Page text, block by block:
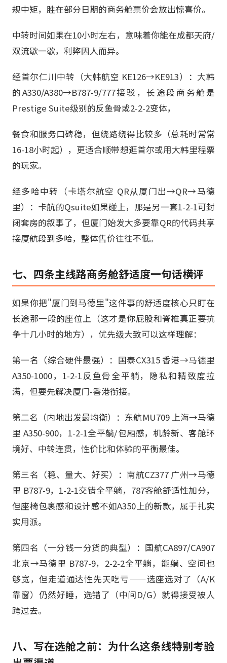
规中矩，胜在部分日期的商务舱票价会放出惊喜价。
中转时间如果在10小时左右，意味着你能在成都天府/
双流歇一歇，利弊因人而异。
经首尔仁川中转（大韩航空 KE126→KE913）：大韩
的A330/A380→B787-9/777接驳，长途段商务舱是
Prestige Suite级别的反鱼骨或2-2-2变体，
餐食和服务口碑稳，但绕路绕得比较多（总耗时常常
16-18小时起），更适合顺带想逛首尔或用大韩里程票
的玩家。
经多哈中转（卡塔尔航空 QR从厦门出→QR→马德
里）：卡航的Qsuite如果碰上，那是另一套1-2-1可封
闭套房的叙事了，但厦门始发大多要靠QR的代码共享
接厦航段到多哈，整体售价往往不低。
七、四条主线路商务舱舒适度一句话横评
如果你把"厦门到马德里"这件事的舒适度核心只盯在
长途那一段的座位上（这才是你屁股和脊椎真正要抗
争十几小时的地方），优先级大致可以这样理解：
第一名（综合硬件最强）：国泰CX315 香港→马德里
A350-1000，1-2-1反鱼骨全平躺，隐私和精致度拉
满，但要先解决厦门-香港衔接。
第二名（内地出发最均衡）：东航MU709 上海→马德
里 A350-900，1-2-1全平躺/包厢感，机龄新、客舱环
境好、中转连贯，性价比和体验的平衡最佳。
第三名（稳、量大、好买）：南航CZ377 广州→马德
里 B787-9，1-2-1交错全平躺，787客舱舒适性加分，
但座椅包裹感和设计感不如A350上的新款，属于扎实
实用派。
第四名（一分钱一分货的典型）：国航CA897/CA907
北京→马德里 B787-9，2-2-2全平躺，能躺、空间也
够宽，但走道通达性先天吃亏——选座选对了（A/K
靠窗）仍然好睡，选错了（中间D/G）就得接受被人
跨过去。
八、写在选舱之前：为什么这条线特别考验